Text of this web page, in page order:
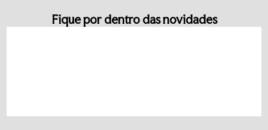
Fique por dentro das novidades